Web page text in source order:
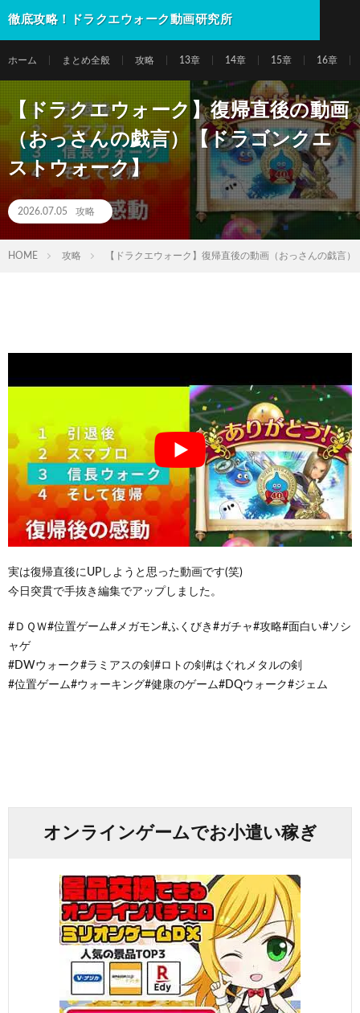
徹底攻略！ドラクエウォーク動画研究所
ホーム まとめ全般 攻略 13章 14章 15章 16章
【ドラクエウォーク】復帰直後の動画
（おっさんの戯言）【ドラゴンクエ
ストウォーク】
2026.07.05 攻略
HOME 攻略 【ドラクエウォーク】復帰直後の動画（おっさんの戯言
実は復帰直後にUPしようと思った動画です(笑)
今日突貫で手抜き編集でアップしました。
#ＤＱＷ#位置ゲーム#メガモン#ふくびき#ガチャ#攻略#面白い#ソシ
ャゲ
#DWウォーク#ラミアスの剣#ロトの剣#はぐれメタルの剣
#位置ゲーム#ウォーキング#健康のゲーム#DQウォーク#ジェム
オンラインゲームでお小遣い稼ぎ